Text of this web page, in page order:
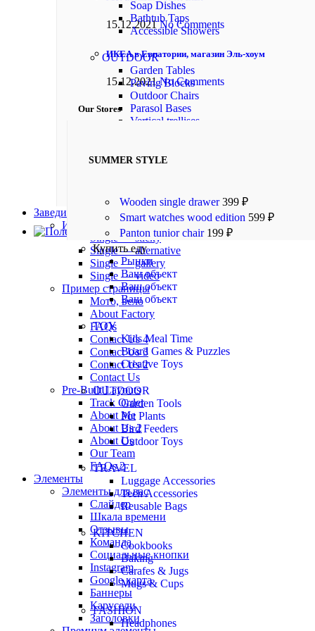
15.12.2021 No Comments
ИКЕА в Евпатории, магазин Эль-хоум
15.12.2021 No Comments
Our Stores
Cockfosters BP
Las Vegas
Заведи свой магазин
Информация
Single — sticky
Single — alternative
Single — gallery
Single — video
Пример страницы
Мото, вело
About Factory
FAQs
Contact Us 4
Contact Us 3
Contact Us 2
Contact Us
Pre-Built Layouts
Track Order
About Me
About Us 2
About Us
Our Team
FAQs 2
Элементы
Элементы для вас
Слайдер
Шкала времени
Отзывы
Команда
Социальные кнопки
Instagram
Google карта
Баннеры
Карусели
Заголовки
Soap Dishes
Bathtub Taps
Accessible Showers
OUTDOOR
Garden Tables
Paving Blocks
Outdoor Chairs
Parasol Bases
Vertical trellises
SUMMER STYLE
Wooden single drawer399 ₽
Smart watches wood edition 599 ₽
Panton tunior chair 199 ₽
Полезное о Евпатории
Купить еду
Рынки
Ваш объект
Ваш объект
Ваш объект
TOY
Kids Meal Time
Board Games & Puzzles
Creative Toys
OUTDOOR
Garden Tools
Pot Plants
Bird Feeders
Outdoor Toys
TRAVEL
Luggage Accessories
Tech Accessories
Reusable Bags
KITCHEN
Cookbooks
Baking
Carafes & Jugs
Mugs & Cups
FASHION
Headphones